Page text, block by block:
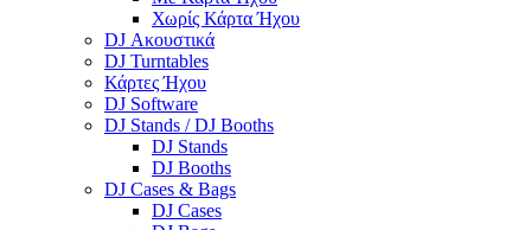
Χωρίς Κάρτα Ήχου
DJ Ακουστικά
DJ Turntables
Κάρτες Ήχου
DJ Software
DJ Stands / DJ Booths
DJ Stands
DJ Booths
DJ Cases & Bags
DJ Cases